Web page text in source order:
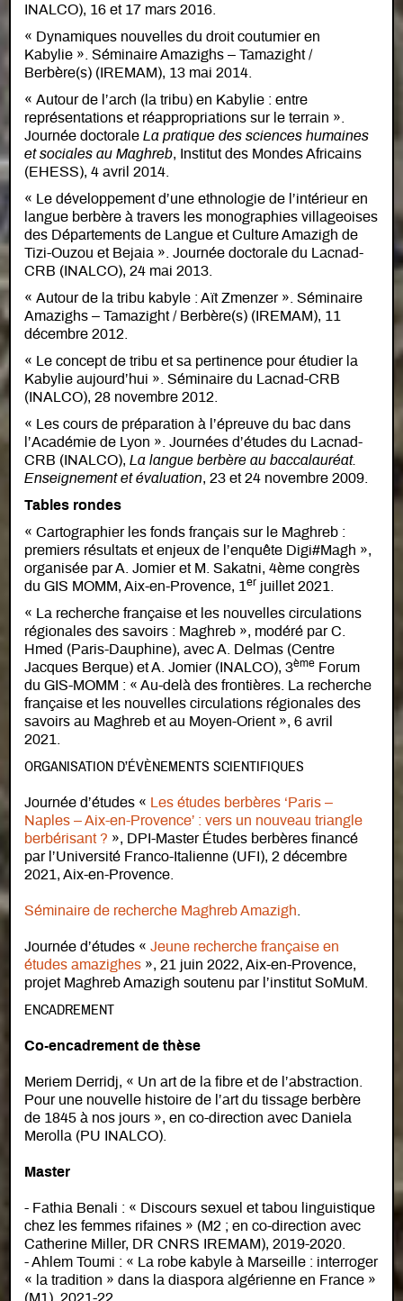
INALCO), 16 et 17 mars 2016.
« Dynamiques nouvelles du droit coutumier en
Kabylie ». Séminaire Amazighs – Tamazight /
Berbère(s) (IREMAM), 13 mai 2014.
« Autour de l’arch (la tribu) en Kabylie : entre
représentations et réappropriations sur le terrain ».
Journée doctorale La pratique des sciences humaines
et sociales au Maghreb, Institut des Mondes Africains
(EHESS), 4 avril 2014.
« Le développement d’une ethnologie de l’intérieur en
langue berbère à travers les monographies villageoises
des Départements de Langue et Culture Amazigh de
Tizi-Ouzou et Bejaia ». Journée doctorale du Lacnad-
CRB (INALCO), 24 mai 2013.
« Autour de la tribu kabyle : Aït Zmenzer ». Séminaire
Amazighs – Tamazight / Berbère(s) (IREMAM), 11
décembre 2012.
« Le concept de tribu et sa pertinence pour étudier la
Kabylie aujourd’hui ». Séminaire du Lacnad-CRB
(INALCO), 28 novembre 2012.
« Les cours de préparation à l’épreuve du bac dans
l’Académie de Lyon ». Journées d’études du Lacnad-
CRB (INALCO), La langue berbère au baccalauréat.
Enseignement et évaluation, 23 et 24 novembre 2009.
Tables rondes
« Cartographier les fonds français sur le Maghreb :
premiers résultats et enjeux de l’enquête Digi#Magh »,
organisée par A. Jomier et M. Sakatni, 4ème congrès
du GIS MOMM, Aix-en-Provence, 1 er juillet 2021.
« La recherche française et les nouvelles circulations
régionales des savoirs : Maghreb », modéré par C.
Hmed (Paris-Dauphine), avec A. Delmas (Centre
Jacques Berque) et A. Jomier (INALCO), 3ème Forum
du GIS-MOMM : « Au-delà des frontières. La recherche
française et les nouvelles circulations régionales des
savoirs au Maghreb et au Moyen-Orient », 6 avril
2021.
ORGANISATION D’ÉVÈNEMENTS SCIENTIFIQUES
Journée d’études «
Les études berbères ‘Paris –
Naples – Aix-en-Provence’ : vers un nouveau triangle
berbérisant ? », DPI-Master Études berbères financé
par l’Université Franco-Italienne (UFI), 2 décembre
2021, Aix-en-Provence.
Séminaire de recherche Maghreb Amazigh
Journée d’études « Jeune recherche française en
études amazighes », 21 juin 2022, Aix-en-Provence,
projet Maghreb Amazigh soutenu par l’institut SoMuM.
ENCADREMENT
Co-encadrement de thèse
Meriem Derridj, « Un art de la fibre et de l’abstraction.
Pour une nouvelle histoire de l’art du tissage berbère
de 1845 à nos jours », en co-direction avec Daniela
Merolla (PU INALCO).
Master
- Fathia Benali : « Discours sexuel et tabou linguistique
chez les femmes rifaines » (M2 ; en co-direction avec
Catherine Miller, DR CNRS IREMAM), 2019-2020.
- Ahlem Toumi : « La robe kabyle à Marseille : interroger
« la tradition » dans la diaspora algérienne en France »